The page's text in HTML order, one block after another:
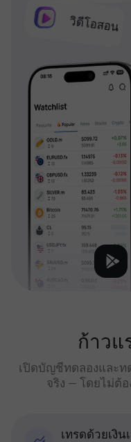
วิดีโอสอน
ก้าวแ
เปิดบัญชีทดลองและ
จริง — โดยไม่ต้
เทรดด้วยเงิ